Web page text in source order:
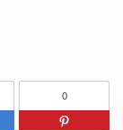
はてなブッ
0